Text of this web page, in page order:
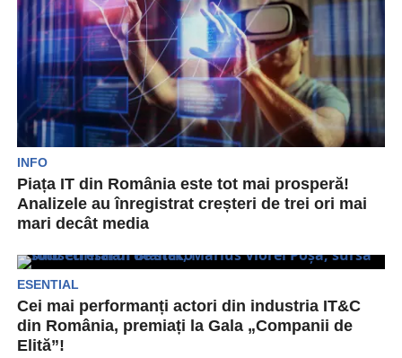
INFO
Piața IT din România este tot mai prosperă!
Analizele au înregistrat creșteri de trei ori mai
mari decât media
procente tot mai mari. Rata de creștere a zonei
IT...
ESENTIAL
Cei mai performanți actori din industria IT&C
din România, premiați la Gala „Companii de
Elită”!